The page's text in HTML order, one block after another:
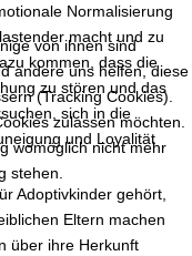
Normalisierung
macht und zu
kommen, dass die
zu stören und das
sich in die
und Loyalität
Adoptivkinder gehört,
Eltern machen
über ihre Herkunft
von ihnen sind
andere uns helfen, diese
(Tracking Cookies).
zulassen möchten.
womöglich nicht mehr
stehen.